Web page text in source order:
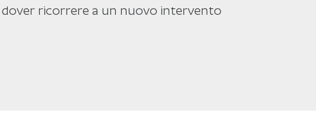
dover ricorrere a un nuovo intervento